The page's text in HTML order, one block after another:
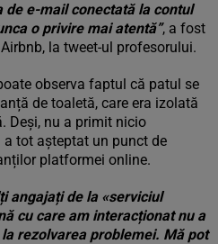
e-mail conectată la contul
o privire mai atentă”, a fost
la tweet-ul profesorului.
observa faptul că patul se
de toaletă, care era izolată
Deși, nu a primit nicio
tot așteptat un punct de
platformei online.
angajați de la «serviciul
cu care am interacționat nu a
rezolvarea problemei. Mă pot